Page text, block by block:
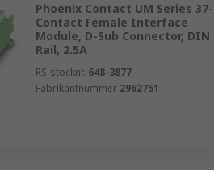
Phoenix Contact UM Series 37-
Contact Female Interface
Module, D-Sub Connector, DIN
Rail, 2.5A
RS-stocknr. 648-3877
Fabrikantnummer 2962751